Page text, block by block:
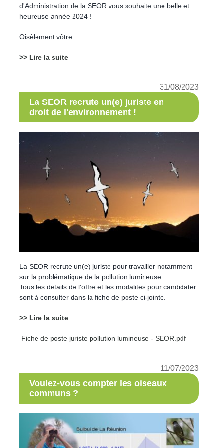
d'Administration de la SEOR vous souhaite une belle et
heureuse année 2024 !
Oisèlement vôtre..
>> Lire la suite
31/08/2023
La SEOR recrute un(e) juriste en
droit de l'environnement !
La SEOR recrute un(e) juriste pour travailler notamment
sur la problématique de la pollution lumineuse.
Tous les détails de l'offre et les modalités pour candidater
sont à consulter dans la fiche de poste ci-jointe.
>> Lire la suite
Fiche de poste juriste pollution lumineuse - SEOR.pdf
11/07/2023
Voulez-vous compter les oiseaux
communs ?